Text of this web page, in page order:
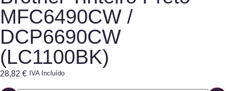
MFC6490CW /
DCP6690CW
(LC1100BK)
28,82 € IVA Incluído